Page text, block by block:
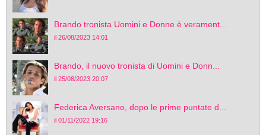
Brando tronista Uomini e Donne è verament...
il 26/08/2023 14:01
Brando, il nuovo tronista di Uomini e Donn...
il 25/08/2023 20:07
Federica Aversano, dopo le prime puntate d...
il 01/11/2022 19:16